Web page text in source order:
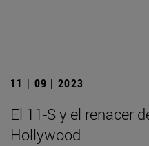
11 | 09 | 2023
El 11-S y el renacer
Hollywood